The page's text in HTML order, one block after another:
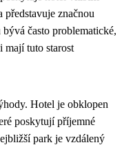
představuje značnou
často problematické,
mají tuto starost
Hotel je obklopen
poskytují příjemné
park je vzdálený